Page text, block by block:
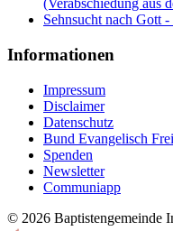
(Verabschiedung aus
Sehnsucht nach Gott
Informationen
Impressum
Disclaimer
Datenschutz
Bund Evangelisch
Spenden
Newsletter
Communiapp
© 2026 Baptistengemeinde